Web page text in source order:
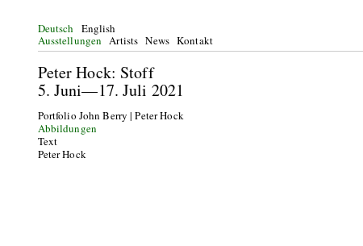
Deutsch
English
Ausstellungen Artists News Kontakt
Peter Hock: Stoff
5. Juni—17. Juli 2021
Portfolio John Berry | Peter Hock
Abbildungen
Text
Peter Hock